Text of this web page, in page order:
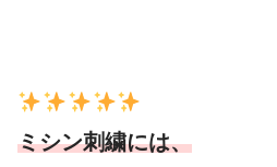
ミシン刺繍には、